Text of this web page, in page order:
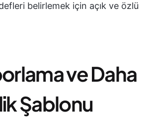
belirlemek için açık ve özlü
ve Daha
Şablonu